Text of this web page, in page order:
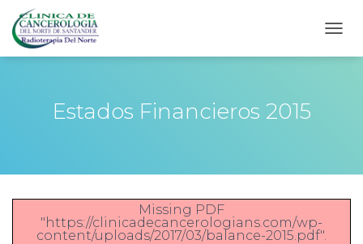
Estados Financieros 2015
Missing PDF
"https://clinicadecancerologians.com/wp-
content/uploads/2017/03/balance-2015.pdf".